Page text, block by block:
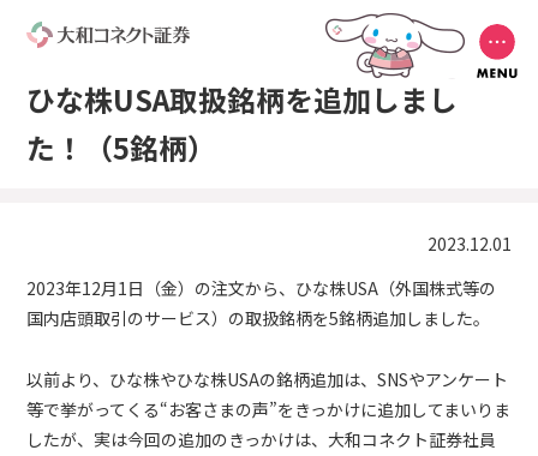
ひな株USA取扱銘柄を追加しまし
た！（5銘柄）
2023.12.01
2023年12月1日（金）の注文から、ひな株USA（外国株式等の
国内店頭取引のサービス）の取扱銘柄を5銘柄追加しました。
以前より、ひな株やひな株USAの銘柄追加は、SNSやアンケート
等で挙がってくる“お客さまの声”をきっかけに追加してまいりま
したが、実は今回の追加のきっかけは、大和コネクト証券社員